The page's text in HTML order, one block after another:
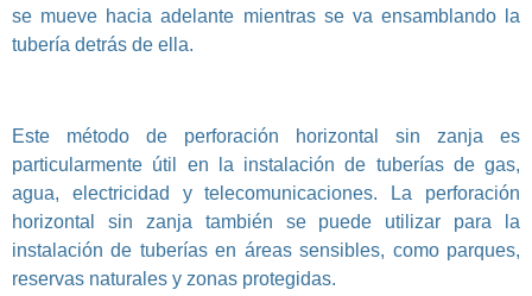
se mueve hacia adelante mientras se va ensamblando la
tubería detrás de ella.
Este método de perforación horizontal sin zanja es
particularmente útil en la instalación de tuberías de gas,
agua, electricidad y telecomunicaciones. La perforación
horizontal sin zanja también se puede utilizar para la
instalación de tuberías en áreas sensibles, como parques,
reservas naturales y zonas protegidas.